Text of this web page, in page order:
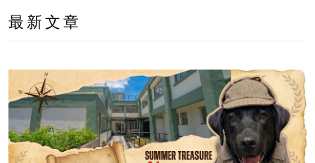
最新文章